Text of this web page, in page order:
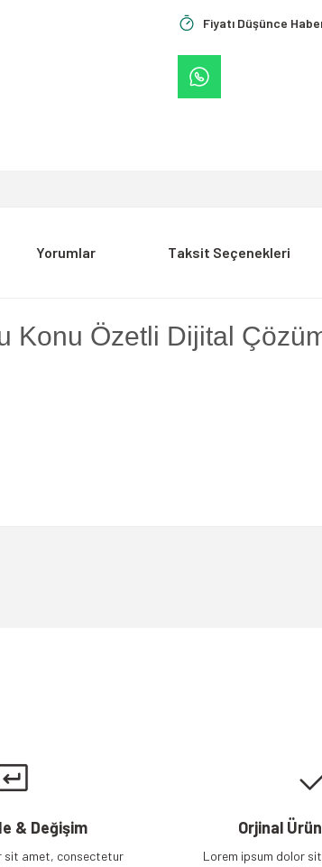
Fiyatı Düşünce
Yorumlar Taksit Seçenekleri
Konu Özetli Dijital
& Değişim
sit amet, consectetur
Orjinal
Lorem ipsum dolor